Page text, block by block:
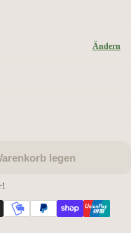
Ändern
legen